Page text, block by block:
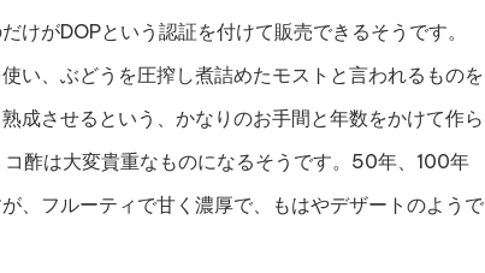
けがDOPという認証を付けて販売できるそうです。
い、ぶどうを圧搾し煮詰めたモストと言われるものを
成させるという、かなりのお手間と年数をかけて作ら
酢は大変貴重なものになるそうです。50年、100年
、フルーティで甘く濃厚で、もはやデザートのようで